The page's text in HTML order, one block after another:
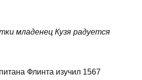
младенец Кузя радуется
Флинта изучил 1567